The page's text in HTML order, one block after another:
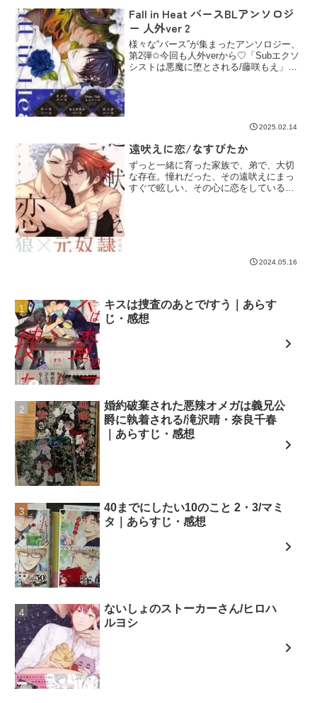
Fall in Heat バースBLアンソロジ
ー 人外ver 2
様々な“バース”が集まったアンソロジー、
第2弾✩今回も人外verから♡「Subエクソ
シストは悪魔に堕とされる/藤咲もえ」
2025.02.14
遠吠えに恋/なすびたか
ずっと一緒に育った家族で、弟で、大切
な存在。憧れだった、その遠吠えにまっ
すぐで眩しい、その心に恋をしている。
2024.05.16
キスは捜査のあとで/すう｜あらす
じ・感想
婚約破棄された悪辣オメガは義兄公
爵に執着される/滝沢晴・奈良千春
｜あらすじ・感想
40までにしたい10のこと 2・3/マミ
タ｜あらすじ・感想
ないしょのストーカーさん/ヒロハ
ルヨシ